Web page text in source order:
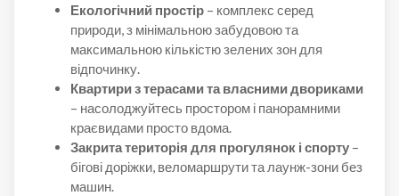
Екологічний простір– комплекс серед
природи, з мінімальною забудовою та
максимальною кількістю зелених зон для
відпочинку.
Квартири з терасами та власними двориками
– насолоджуйтесь простором і панорамними
краєвидами просто вдома.
Закрита територія для прогулянок і спорту–
бігові доріжки, веломаршрути та лаунж-зони без
машин.